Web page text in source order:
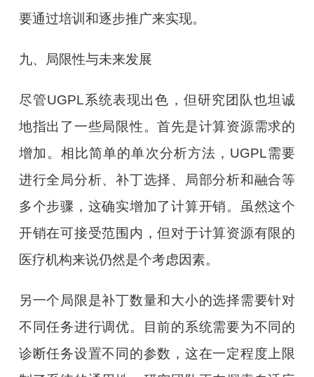
要通过培训和逐步推广来实现。
九、局限性与未来发展
尽管UGPL系统表现出色，但研究团队也坦诚
地指出了一些局限性。首先是计算资源需求的
增加。相比简单的单次分析方法，UGPL需要
进行全局分析、补丁选择、局部分析和融合等
多个步骤，这确实增加了计算开销。虽然这个
开销在可接受范围内，但对于计算资源有限的
医疗机构来说仍然是个考虑因素。
另一个局限是补丁数量和大小的选择需要针对
不同任务进行调优。目前的系统需要为不同的
诊断任务设置不同的参数，这在一定程度上限